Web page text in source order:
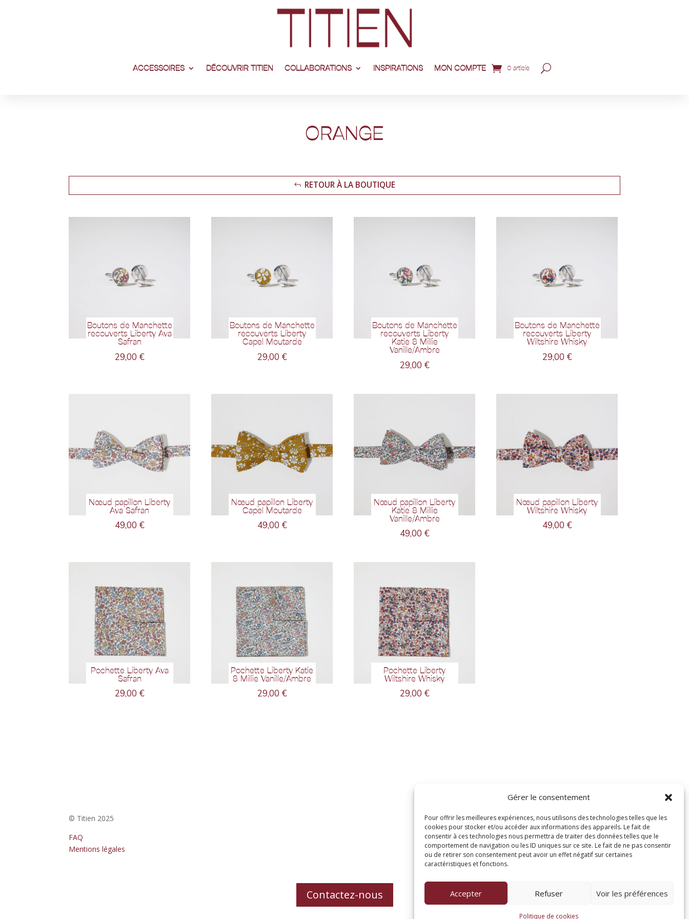
Gérer le consentement
Pour offrir les meilleures expériences, nous utilisons des technologies telles que les
cookies pour stocker et/ou accéder aux informations des appareils. Le fait de
consentir à ces technologies nous permettra de traiter des données telles que le
comportement de navigation ou les ID uniques sur ce site. Le fait de ne pas consentir
ou de retirer son consentement peut avoir un effet négatif sur certaines
caractéristiques et fonctions.
Accepter Refuser Voir les préférences
Politique de cookies
ACCESSOIRES DÉCOUVRIR TITIEN COLLABORATIONS INSPIRATIONS MON COMPTE 0 article
ORANGE
RETOUR À LA BOUTIQUE
Boutons de Manchette
recouverts Liberty Ava
Safran
29,00 €
Boutons de Manchette
recouverts Liberty
Capel Moutarde
29,00 €
Boutons de Manchette
recouverts Liberty
Katie & Millie
Vanille/Ambre
29,00 €
Boutons de Manchette
recouverts Liberty
Wiltshire Whisky
29,00 €
Nœud papillon Liberty
Ava Safran
49,00 €
Nœud papillon Liberty
Capel Moutarde
49,00 €
Nœud papillon Liberty
Katie & Millie
Vanille/Ambre
49,00 €
Nœud papillon Liberty
Wiltshire Whisky
49,00 €
Pochette Liberty Ava
Safran
29,00 €
Pochette Liberty Katie
& Millie Vanille/Ambre
29,00 €
Pochette Liberty
Wiltshire Whisky
29,00 €
© Titien 2025
FAQ
Mentions légales
Contactez-nous